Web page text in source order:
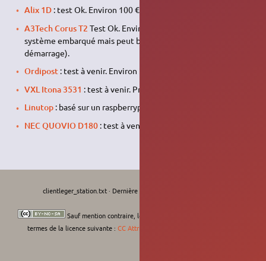
Alix 1D: test Ok. Environ 100 €.
A3Tech Corus T2 Test Ok. Environ 200 €. Contient un
système embarqué mais peut booter en pxe (F12 au
démarrage).
Ordipost: test à venir. Environ 200 €.
VXL Itona 3531 : test à venir. Prix : 130 €.
Linutop: basé sur un raspberrypi. Environ 85 €.
NEC QUOVIO D180: test à venir. Prix : 300 €
clientleger_station.txt· Dernière modification :
Sauf mention contraire, le contenu de ce wiki est placé sous les
termes de la licence suivante : CC Attribution-Noncommercial-Share Alike 4.0